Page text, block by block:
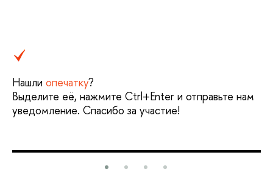
Нашли опечатку?
Выделите её, нажмите Ctrl+Enter и отправьте нам
уведомление. Спасибо за участие!